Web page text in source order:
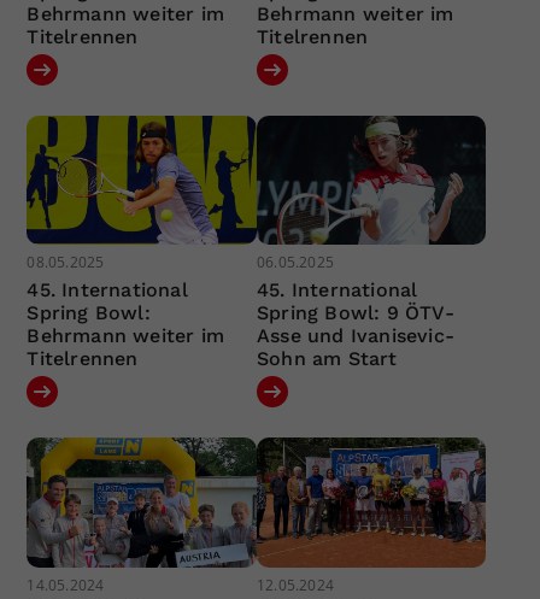
Behrmann weiter im
Titelrennen
Behrmann weiter im
Titelrennen
08.05.2025
45. International
Spring Bowl:
Behrmann weiter im
Titelrennen
06.05.2025
45. International
Spring Bowl: 9 ÖTV-
Asse und Ivanisevic-
Sohn am Start
14.05.2024 12.05.2024